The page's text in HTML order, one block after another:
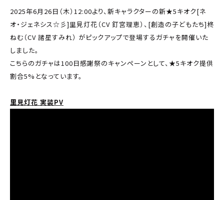
2025年6月26日（木）12:00より、新キャラクターの新★5キオク[ネ
オ・ジェネシス☆彡]里見灯花（CV 釘宮理恵）、[創造の子どもたち]柊
ねむ（CV 諸星すみれ） がピックアップで登場するガチャを開催いた
しました。
こちらのガチャは100日感謝祭のキャンペーンとして、★5キオク提供
割合5%となっています。
里見灯花 実装PV